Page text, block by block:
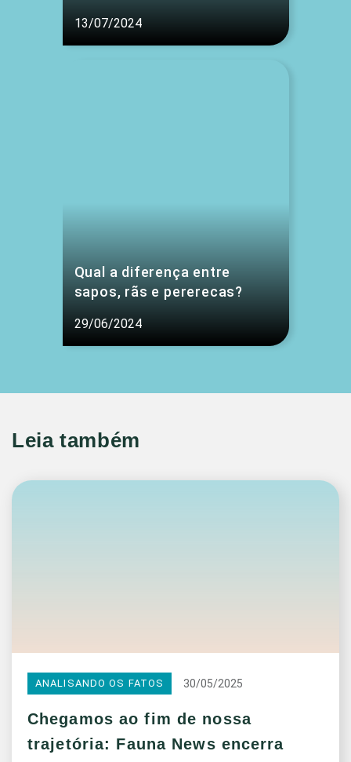
13/07/2024
Qual a diferença entre
sapos, rãs e pererecas?
29/06/2024
Leia também
ANALISANDO OS FATOS 30/05/2025
Chegamos ao fim de nossa
trajetória: Fauna News encerra